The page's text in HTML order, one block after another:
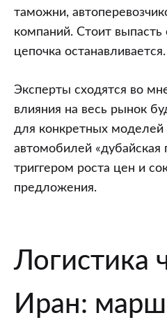
таможни,
компаний. Стоит
цепочка останавливается.
Эксперты сходятся во
влияния на весь рынок
для конкретных моделей
автомобилей «дубайская
триггером роста цен и
предложения.
Логистика
Иран: